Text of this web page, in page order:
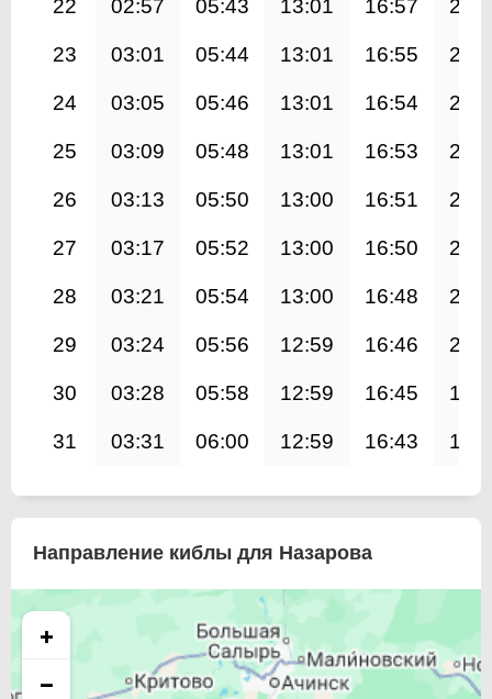
22 02:57 05:43 13:01 16:57
23 03:01 05:44 13:01 16:55
24 03:05 05:46 13:01 16:54
25 03:09 05:48 13:01 16:53
26 03:13 05:50 13:00 16:51
27 03:17 05:52 13:00 16:50
28 03:21 05:54 13:00 16:48
29 03:24 05:56 12:59 16:46
30 03:28 05:58 12:59 16:45
31 03:31 06:00 12:59 16:43
Направление киблы для Назарова
+
−